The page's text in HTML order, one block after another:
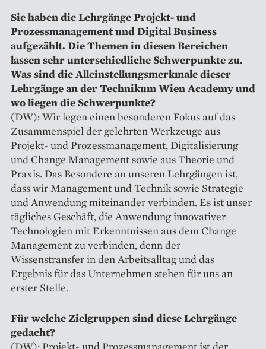
Sie haben die Lehrgänge Projekt- und
Prozessmanagement und Digital Business
aufgezählt. Die Themen in diesen Bereichen
lassen sehr unterschiedliche Schwerpunkte zu.
Was sind die Alleinstellungsmerkmale dieser
Lehrgänge an der Technikum Wien Academy und
wo liegen die Schwerpunkte?
(DW): Wir legen einen besonderen Fokus auf das
Zusammenspiel der gelehrten Werkzeuge aus
Projekt- und Prozessmanagement, Digitalisierung
und Change Management sowie aus Theorie und
Praxis. Das Besondere an unseren Lehrgängen ist,
dass wir Management und Technik sowie Strategie
und Anwendung miteinander verbinden. Es ist unser
tägliches Geschäft, die Anwendung innovativer
Technologien mit Erkenntnissen aus dem Change
Management zu verbinden, denn der
Wissenstransfer in den Arbeitsalltag und das
Ergebnis für das Unternehmen stehen für uns an
erster Stelle.
Für welche Zielgruppen sind diese Lehrgänge
gedacht?
(DW): Projekt- und Prozess­management ist der